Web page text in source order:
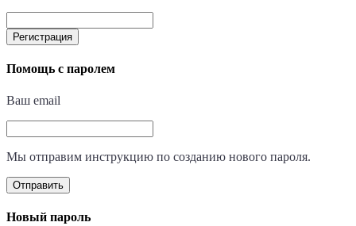
Регистрация
Помощь с паролем
Ваш email
Мы отправим инструкцию по созданию нового пароля.
Отправить
Новый пароль